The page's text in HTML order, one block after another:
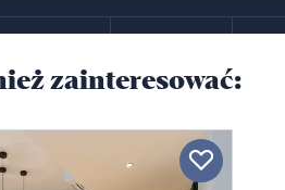
zainteresować: